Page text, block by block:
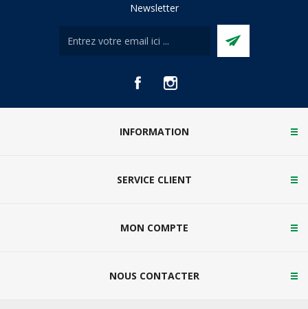
Newsletter
INFORMATION
SERVICE CLIENT
MON COMPTE
NOUS CONTACTER